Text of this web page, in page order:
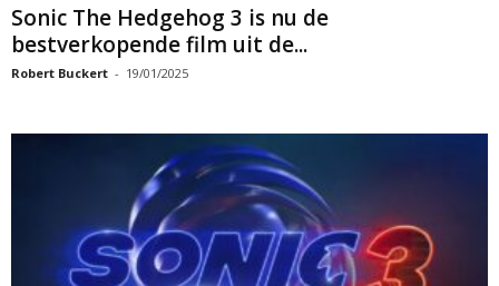
Sonic The Hedgehog 3 is nu de
bestverkopende film uit de...
Robert Buckert - 19/01/2025